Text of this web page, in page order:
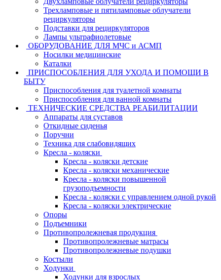
Трехламповые и пятиламповые облучатели
рециркуляторы
Подставки для рециркуляторов
Лампы ультрафиолетовые
ОБОРУДОВАНИЕ ДЛЯ МЧС и АСМП
Носилки медицинские
Каталки
ПРИСПОСОБЛЕНИЯ ДЛЯ УХОДА И ПОМОЩИ В
БЫТУ
Приспособления для туалетной комнаты
Приспособления для ванной комнаты
ТЕХНИЧЕСКИЕ СРЕДСТВА РЕАБИЛИТАЦИИ
Аппараты для суставов
Откидные сиденья
Поручни
Техника для слабовидящих
Кресла - коляски
Кресла - коляски детские
Кресла - коляски механические
Кресла - коляски повышенной
грузоподъемности
Кресла - коляски с управлением одной рукой
Кресла - коляски электрические
Опоры
Подъемники
Противопролежневая продукция
Противопролежневые матрасы
Противопролежневые подушки
Костыли
Ходунки
Ходунки для взрослых